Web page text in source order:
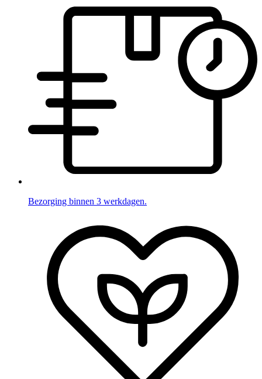
Bezorging binnen 3 werkdagen.